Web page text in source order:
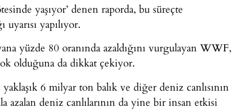
yaşıyor’ denen raporda, bu süreçte
uyarısı yapılıyor.
yüzde 80 oranında azaldığını vurgulayan WWF,
olduğuna da dikkat çekiyor.
6 milyar ton balık ve diğer deniz canlısının
azalan deniz canlılarının da yine bir insan etkisi